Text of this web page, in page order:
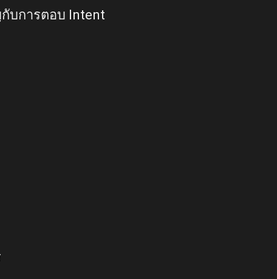
บการตอบ Intent